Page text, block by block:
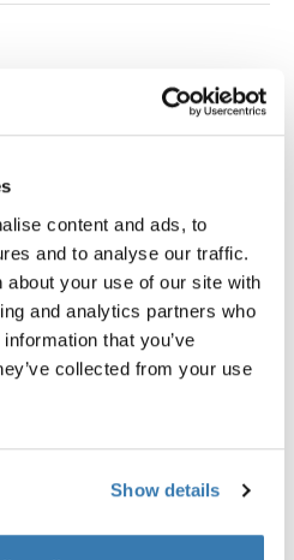
content and ads, to
and to analyse our traffic.
about your use of our site with
and analytics partners who
that you’ve
collected from your use
Show details
medium Blanco
cube medium Gris estanque
cube medium Verde suave
packing cube Beige suave
viaje semitransparente